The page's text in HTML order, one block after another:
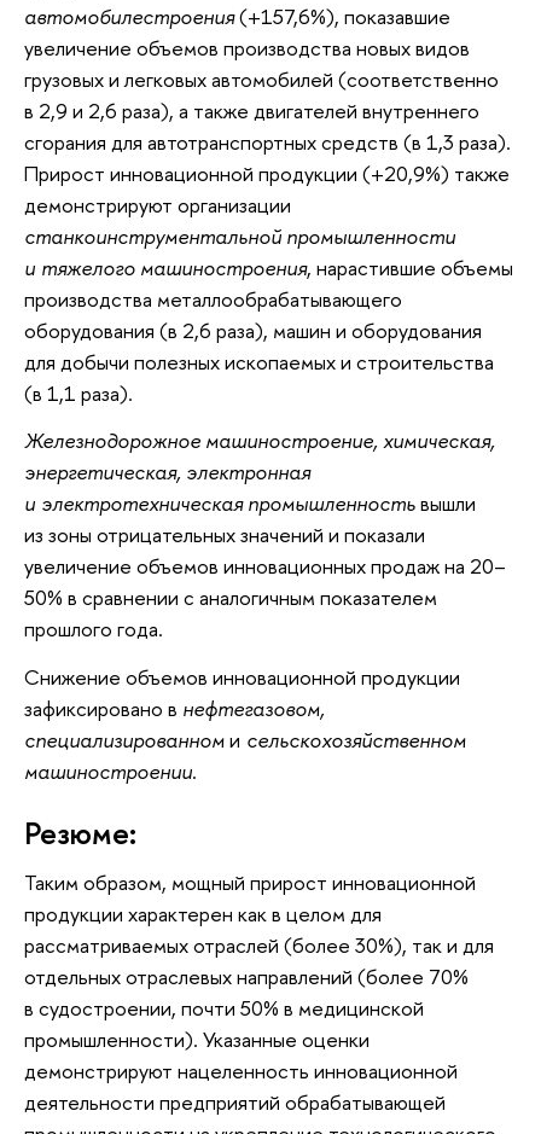
автомобилестроения(+157,6%), показавшие
увеличение объемов производства новых видов
грузовых и легковых автомобилей (соответственно
в 2,9 и 2,6 раза), а также двигателей внутреннего
сгорания для автотранспортных средств (в 1,3 раза).
Прирост инновационной продукции (+20,9%) также
демонстрируют организации
станкоинструментальной промышленности
и тяжелого машиностроения, нарастившие объемы
производства металлообрабатывающего
оборудования (в 2,6 раза), машин и оборудования
для добычи полезных ископаемых и строительства
(в 1,1 раза).
Железнодорожное машиностроение, химическая,
энергетическая, электронная
и электротехническая промышленностьвышли
из зоны отрицательных значений и показали
увеличение объемов инновационных продаж на 20–
50% в сравнении с аналогичным показателем
прошлого года.
Снижение объемов инновационной продукции
зафиксировано в нефтегазовом,
специализированноми сельскохозяйственном
машиностроении.
Резюме:
Таким образом, мощный прирост инновационной
продукции характерен как в целом для
рассматриваемых отраслей (более 30%), так и для
отдельных отраслевых направлений (более 70%
в судостроении, почти 50% в медицинской
промышленности). Указанные оценки
демонстрируют нацеленность инновационной
деятельности предприятий обрабатывающей